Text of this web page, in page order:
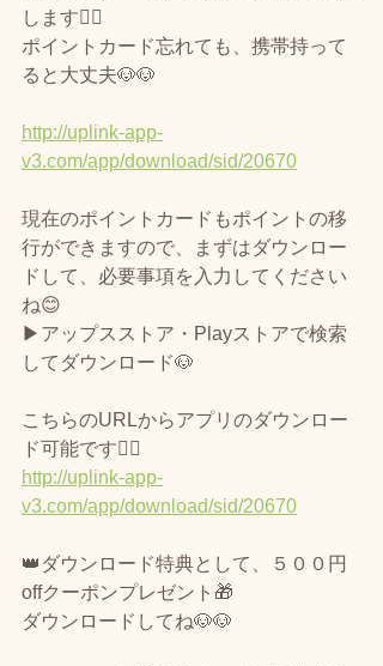
します🙇‍♀️
ポイントカード忘れても、携帯持って
ると大丈夫🐶🐶
http://uplink-app-
v3.com/app/download/sid/20670
現在のポイントカードもポイントの移
行ができますので、まずはダウンロー
ドして、必要事項を入力してください
ね😊
▶アップスストア・Playストアで検索
してダウンロード🐶
こちらのURLからアプリのダウンロー
ド可能です🙆‍♀️
http://uplink-app-
v3.com/app/download/sid/20670
👑ダウンロード特典として、５００円
offクーポンプレゼント🎁
ダウンロードしてね🐶🐶